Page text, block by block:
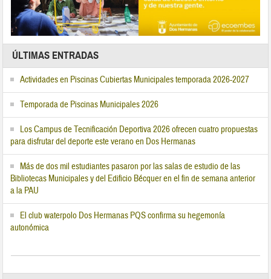
ÚLTIMAS ENTRADAS
Actividades en Piscinas Cubiertas Municipales temporada 2026-2027
Temporada de Piscinas Municipales 2026
Los Campus de Tecnificación Deportiva 2026 ofrecen cuatro propuestas
para disfrutar del deporte este verano en Dos Hermanas
Más de dos mil estudiantes pasaron por las salas de estudio de las
Bibliotecas Municipales y del Edificio Bécquer en el fin de semana anterior
a la PAU
El club waterpolo Dos Hermanas PQS confirma su hegemonía
autonómica